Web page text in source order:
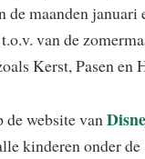
maanden januari
van de
Kerst, Pasen en
de website van
kinderen onder